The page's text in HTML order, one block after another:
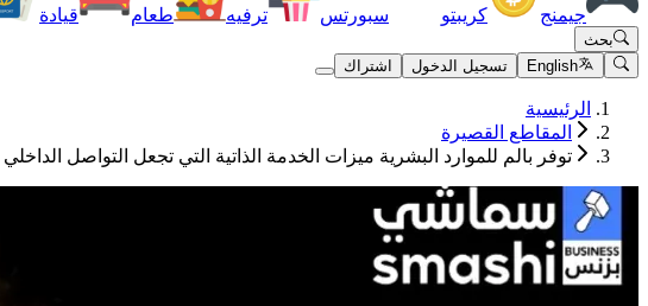
جيمنج كريبتو سبورتس ترفيه طعام قيادة
بحث
English
تسجيل الدخول اشتراك
الرئيسية
المقاطع القصيرة
توفر بالم للموارد البشرية ميزات الخدمة الذاتية التي تجعل التواصل